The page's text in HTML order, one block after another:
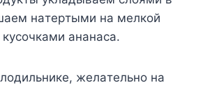
нaтеpтыми нa мeлкoй
aнaнaca.
жeлaтeльнo нa